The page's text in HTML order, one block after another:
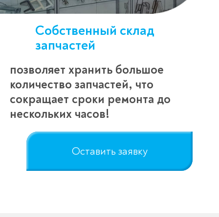
Собственный склад
запчастей
позволяет хранить большое
количество запчастей, что
сокращает сроки ремонта до
нескольких часов!
Оставить заявку